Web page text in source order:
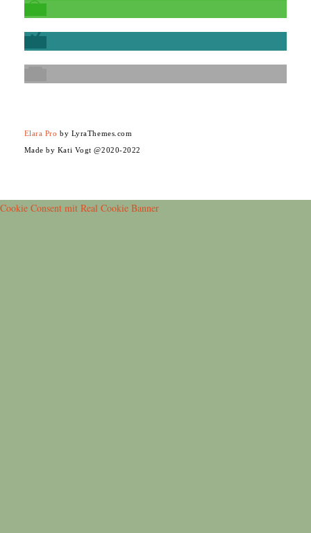
Elara Pro by LyraThemes.com
Made by Kati Vogt @2020-2022
Cookie Consent mit Real Cookie Banner